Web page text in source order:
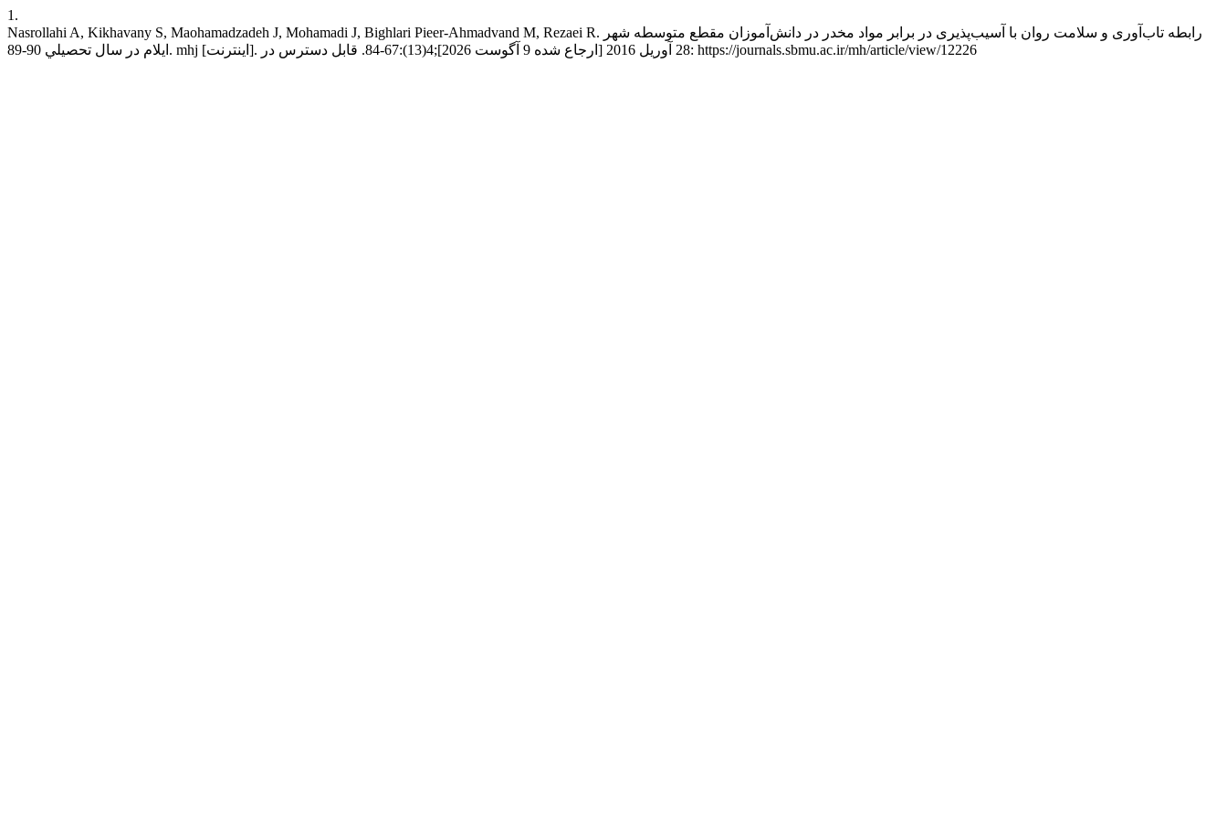
1.
Nasrollahi A, Kikhavany S, Maohamadzadeh J, Mohamadi J, Bighlari Pieer-Ahmadvand M, Rezaei R. رابطه تاب‌آوری و سلامت روان با آسیب‌پذیری در برابر مواد مخدر در دانش‌آموزان مقطع متوسطه شهر
ایلام در سال تحصيلي 90-89. mhj [اینترنت]. 28 آوریل 2016 [ارجاع شده 9 آگوست 2026];4(13):67-84. قابل دسترس در: https://journals.sbmu.ac.ir/mh/article/view/12226